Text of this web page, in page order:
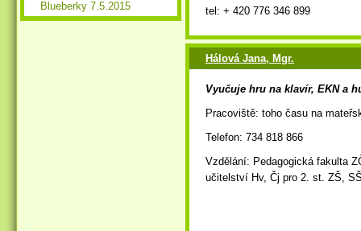
tel: + 420 776 346 899
Hálová Jana, Mgr.
Vyučuje hru na klavír, EKN a
Pracoviště: toho času na
Telefon: 734 818 866
Vzdělání: Pedagogická fakulta
učitelství Hv, Čj pro 2. st. ZŠ,
Blueberky 7.5.2015